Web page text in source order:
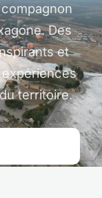
Des
et
territoire.